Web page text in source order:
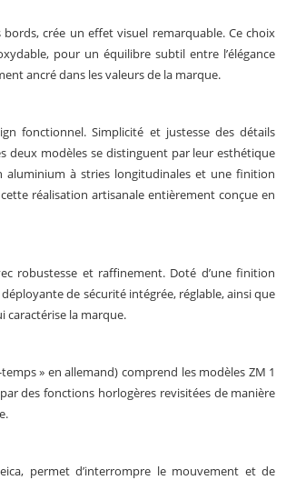
crée un effet visuel remarquable. Ce choix
pour un équilibre subtil entre l’élégance
ancré dans les valeurs de la marque.
fonctionnel. Simplicité et justesse des détails
deux modèles se distinguent par leur esthétique
aluminium à stries longitudinales et une finition
réalisation artisanale entièrement conçue en
robustesse et raffinement. Doté d’une finition
de sécurité intégrée, réglable, ainsi que
caractérise la marque.
» en allemand) comprend les modèles ZM 1
des fonctions horlogères revisitées de manière
permet d’interrompre le mouvement et de
des montres en 2025